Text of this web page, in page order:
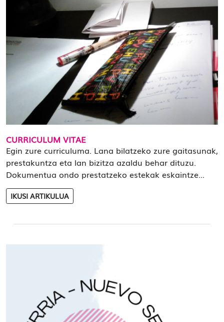
CURRICULUM VITAE
Egin zure curriculuma. Lana bilatzeko zure gaitasunak,
prestakuntza eta lan bizitza azaldu behar dituzu.
Dokumentua ondo prestatzeko estekak eskaintze...
IKUSI ARTIKULUA